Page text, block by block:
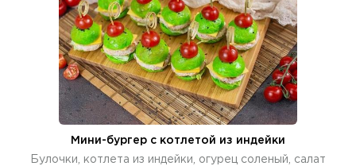
Мини-бургер с котлетой из индейки
Булочки, котлета из индейки, огурец соленый, салат